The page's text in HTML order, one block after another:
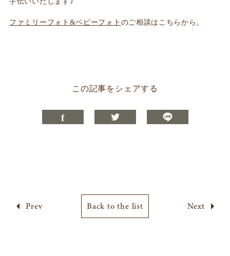
ファミリーフォト&ベビーフォト のご相談はこちらから。
この記事をシェアする
Prev Back to the list Next